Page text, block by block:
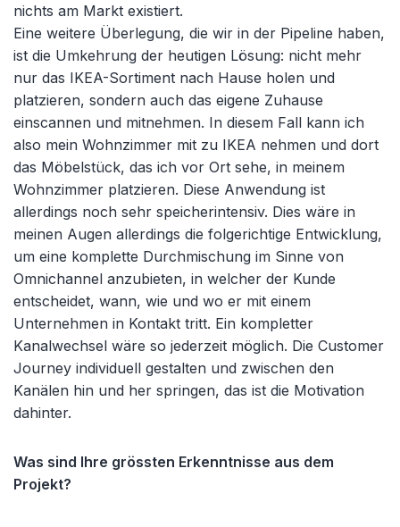
nichts am Markt existiert.
Eine weitere Überlegung, die wir in der Pipeline haben,
ist die Umkehrung der heutigen Lösung: nicht mehr
nur das IKEA-Sortiment nach Hause holen und
platzieren, sondern auch das eigene Zuhause
einscannen und mitnehmen. In diesem Fall kann ich
also mein Wohnzimmer mit zu IKEA nehmen und dort
das Möbelstück, das ich vor Ort sehe, in meinem
Wohnzimmer platzieren. Diese Anwendung ist
allerdings noch sehr speicherintensiv. Dies wäre in
meinen Augen allerdings die folgerichtige Entwicklung,
um eine komplette Durchmischung im Sinne von
Omnichannel anzubieten, in welcher der Kunde
entscheidet, wann, wie und wo er mit einem
Unternehmen in Kontakt tritt. Ein kompletter
Kanalwechsel wäre so jederzeit möglich. Die Customer
Journey individuell gestalten und zwischen den
Kanälen hin und her springen, das ist die Motivation
dahinter.
Was sind Ihre grössten Erkenntnisse aus dem
Projekt?